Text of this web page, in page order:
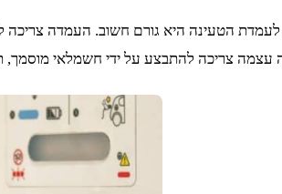
הטעינה היא גורם חשוב. העמדה צריכה
צריכה להתבצע על ידי חשמלאי מוסמך,